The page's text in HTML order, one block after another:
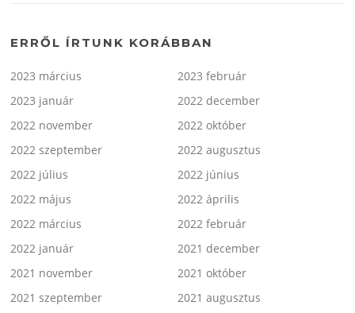
ERRŐL ÍRTUNK KORÁBBAN
2023 március
2023 február
2023 január
2022 december
2022 november
2022 október
2022 szeptember
2022 augusztus
2022 július
2022 június
2022 május
2022 április
2022 március
2022 február
2022 január
2021 december
2021 november
2021 október
2021 szeptember
2021 augusztus